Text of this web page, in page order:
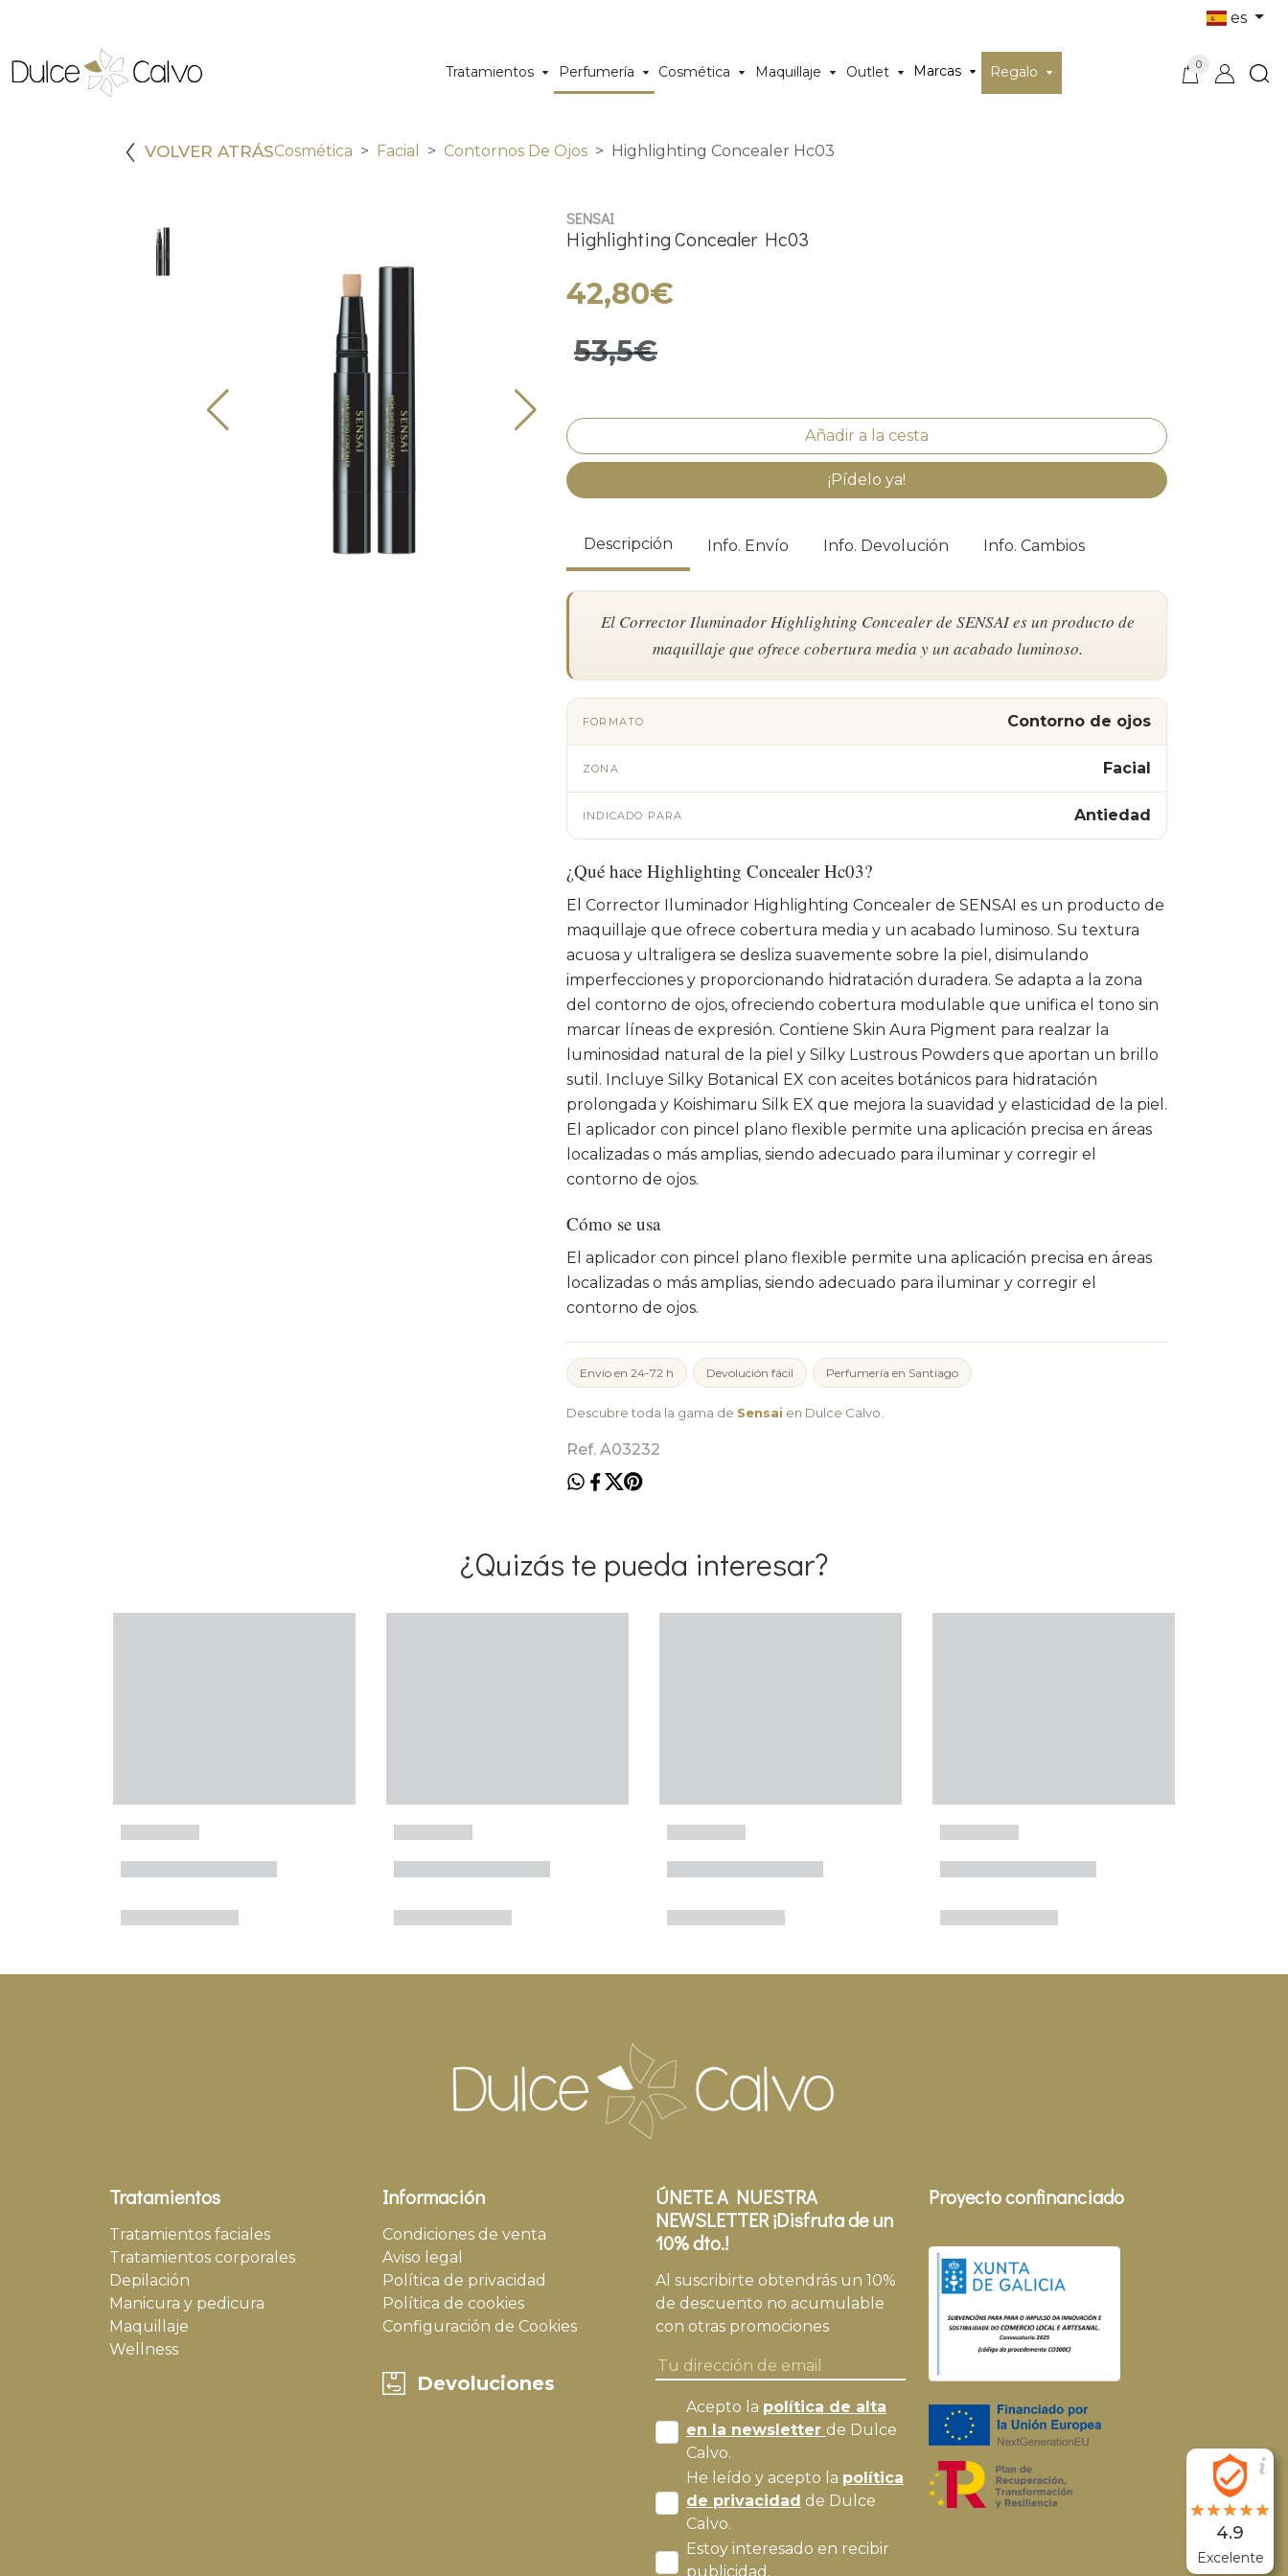
es
Tratamientos Perfumería Cosmética Maquillaje Outlet Marcas Regalo 0
VOLVER ATRÁSCosmética Facial Contornos De Ojos Highlighting Concealer Hc03
SENSAI
Highlighting Concealer Hc03
42,80€
53,5€
¡Pídelo ya!
Descripción Info. Envío Info. Devolución Info. Cambios
El Corrector Iluminador Highlighting Concealer de SENSAI es un producto de
maquillaje que ofrece cobertura media y un acabado luminoso.
FORMATO Contorno de ojos
ZONA Facial
INDICADO PARA Antiedad
¿Qué hace Highlighting Concealer Hc03?
El Corrector Iluminador Highlighting Concealer de SENSAI es un producto de
maquillaje que ofrece cobertura media y un acabado luminoso. Su textura
acuosa y ultraligera se desliza suavemente sobre la piel, disimulando
imperfecciones y proporcionando hidratación duradera. Se adapta a la zona
del contorno de ojos, ofreciendo cobertura modulable que unifica el tono sin
marcar líneas de expresión. Contiene Skin Aura Pigment para realzar la
luminosidad natural de la piel y Silky Lustrous Powders que aportan un brillo
sutil. Incluye Silky Botanical EX con aceites botánicos para hidratación
prolongada y Koishimaru Silk EX que mejora la suavidad y elasticidad de la piel.
El aplicador con pincel plano flexible permite una aplicación precisa en áreas
localizadas o más amplias, siendo adecuado para iluminar y corregir el
contorno de ojos.
Cómo se usa
El aplicador con pincel plano flexible permite una aplicación precisa en áreas
localizadas o más amplias, siendo adecuado para iluminar y corregir el
contorno de ojos.
Envío en 24-72 h Devolución fácil Perfumería en Santiago
Descubre toda la gama de Sensai en Dulce Calvo.
Ref. A03232
¿Quizás te pueda interesar?
Tratamientos
Tratamientos faciales
Tratamientos corporales
Depilación
Manicura y pedicura
Maquillaje
Wellness
Información
Condiciones de venta
Aviso legal
Política de privacidad
Política de cookies
Configuración de Cookies
Devoluciones
ÚNETE A NUESTRA
NEWSLETTER ¡Disfruta de un
10% dto.!
Al suscribirte obtendrás un 10%
de descuento no acumulable
con otras promociones
Acepto la política de alta
en la newsletter de Dulce
Calvo.
He leído y acepto la política
de privacidad de Dulce
Calvo.
Estoy interesado en recibir
publicidad.
Proyecto confinanciado
4.9
Excelente